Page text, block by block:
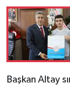
Başkan Altay